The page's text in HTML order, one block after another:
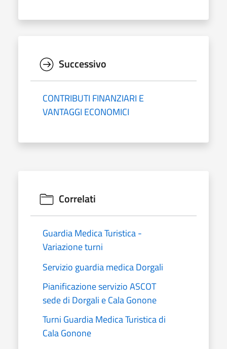
Successivo
CONTRIBUTI FINANZIARI E
VANTAGGI ECONOMICI
Correlati
Guardia Medica Turistica -
Variazione turni
Servizio guardia medica Dorgali
Pianificazione servizio ASCOT
sede di Dorgali e Cala Gonone
Turni Guardia Medica Turistica di
Cala Gonone